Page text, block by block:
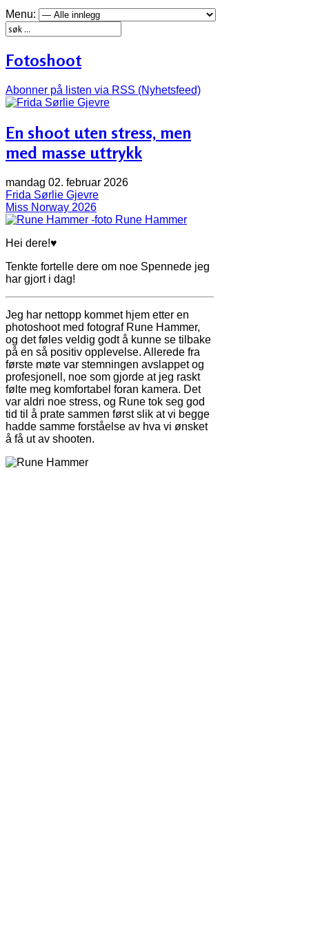
Menu:
Fotoshoot
Abonner på listen via RSS (Nyhetsfeed)
En shoot uten stress, men
med masse uttrykk
mandag 02. februar 2026
Frida Sørlie Gjevre
Miss Norway 2026
Rune Hammer
Hei dere!♥
Tenkte fortelle dere om noe Spennede jeg
har gjort i dag!
Jeg har nettopp kommet hjem etter en
photoshoot med fotograf Rune Hammer,
og det føles veldig godt å kunne se tilbake
på en så positiv opplevelse. Allerede fra
første møte var stemningen avslappet og
profesjonell, noe som gjorde at jeg raskt
følte meg komfortabel foran kamera. Det
var aldri noe stress, og Rune tok seg god
tid til å prate sammen først slik at vi begge
hadde samme forståelse av hva vi ønsket
å få ut av shooten.